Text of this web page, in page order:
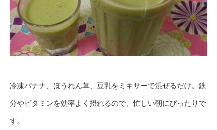
冷凍バナナ、ほうれん草、豆乳をミキサーで混ぜるだけ。鉄
分やビタミンを効率よく摂れるので、忙しい朝にぴったりで
す。